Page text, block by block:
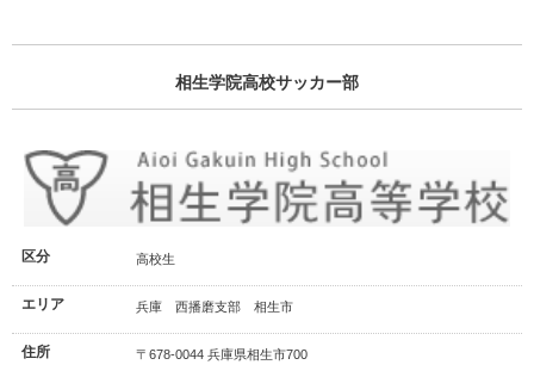
相生学院高校サッカー部
区分 高校生
エリア 兵庫 西播磨支部 相生市
住所 〒678-0044 兵庫県相生市700